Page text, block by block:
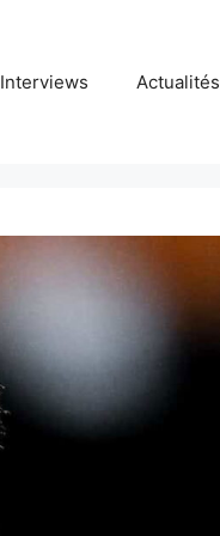
Interviews Actualités